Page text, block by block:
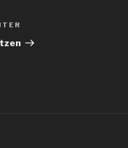
Beitrag